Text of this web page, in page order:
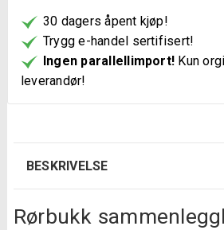
30 dagers åpent kjøp!
Trygg e-handel sertifisert!
Ingen parallellimport! Kun
leverandør!
BESKRIVELSE
Rørbukk